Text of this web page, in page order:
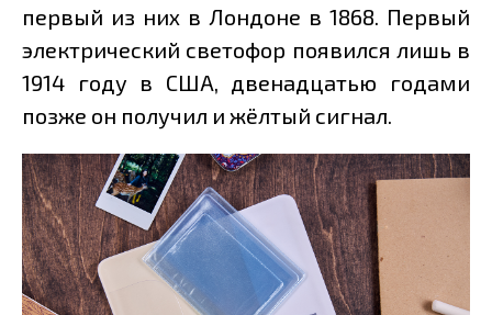
первый из них в Лондоне в 1868. Первый
электрический светофор появился лишь в
1914 году в США, двенадцатью годами
позже он получил и жёлтый сигнал.